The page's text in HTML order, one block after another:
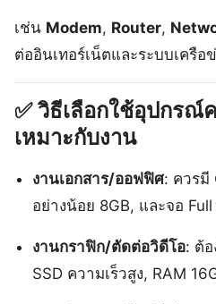
เช่น Modem, Router,
ต่ออินเทอร์เน็ตและระบบเครือ
วิธีเลือกใช้อุปกรณ์
เหมาะกับงาน
งานเอกสาร/ออฟฟิศ: ควรมี
อย่างน้อย 8GB, และจอ Full
งานกราฟิก/ตัดต่อวิดีโอ: ต้
SSD ความเร็วสูง, RAM